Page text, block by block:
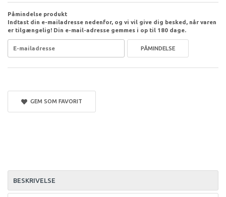
Påmindelse produkt
Indtast din e-mailadresse nedenfor, og vi vil give dig besked, når varen
er tilgængelig! Din e-mail-adresse gemmes i op til 180 dage.
PÅMINDELSE
GEM SOM FAVORIT
BESKRIVELSE